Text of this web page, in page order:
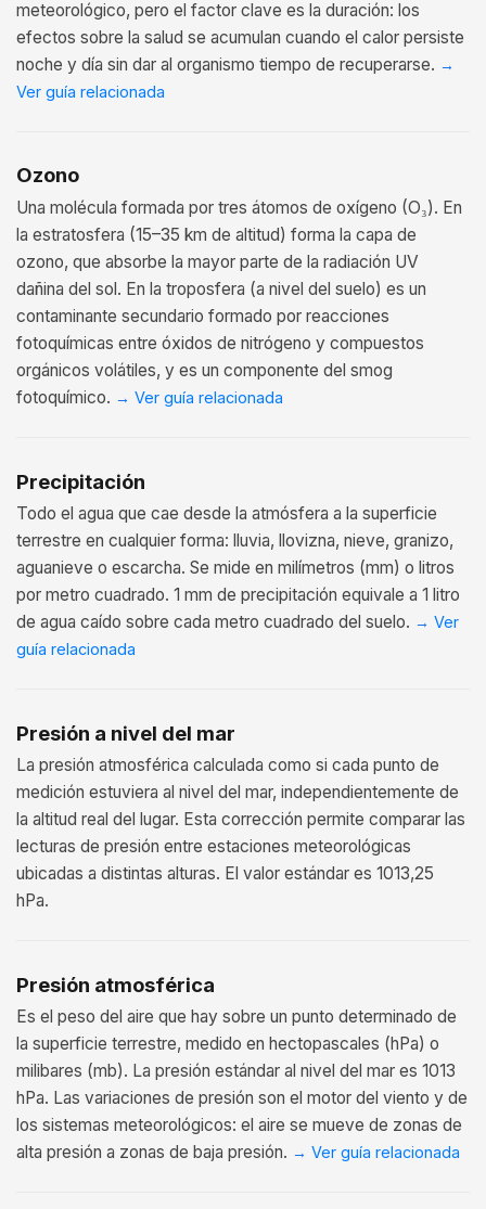
meteorológico, pero el factor clave es la duración: los
efectos sobre la salud se acumulan cuando el calor persiste
noche y día sin dar al organismo tiempo de recuperarse. →
Ver guía relacionada
Ozono
Una molécula formada por tres átomos de oxígeno (O₃). En
la estratosfera (15–35 km de altitud) forma la capa de
ozono, que absorbe la mayor parte de la radiación UV
dañina del sol. En la troposfera (a nivel del suelo) es un
contaminante secundario formado por reacciones
fotoquímicas entre óxidos de nitrógeno y compuestos
orgánicos volátiles, y es un componente del smog
fotoquímico. → Ver guía relacionada
Precipitación
Todo el agua que cae desde la atmósfera a la superficie
terrestre en cualquier forma: lluvia, llovizna, nieve, granizo,
aguanieve o escarcha. Se mide en milímetros (mm) o litros
por metro cuadrado. 1 mm de precipitación equivale a 1 litro
de agua caído sobre cada metro cuadrado del suelo. → Ver
guía relacionada
Presión a nivel del mar
La presión atmosférica calculada como si cada punto de
medición estuviera al nivel del mar, independientemente de
la altitud real del lugar. Esta corrección permite comparar las
lecturas de presión entre estaciones meteorológicas
ubicadas a distintas alturas. El valor estándar es 1013,25
hPa.
Presión atmosférica
Es el peso del aire que hay sobre un punto determinado de
la superficie terrestre, medido en hectopascales (hPa) o
milibares (mb). La presión estándar al nivel del mar es 1013
hPa. Las variaciones de presión son el motor del viento y de
los sistemas meteorológicos: el aire se mueve de zonas de
alta presión a zonas de baja presión. → Ver guía relacionada